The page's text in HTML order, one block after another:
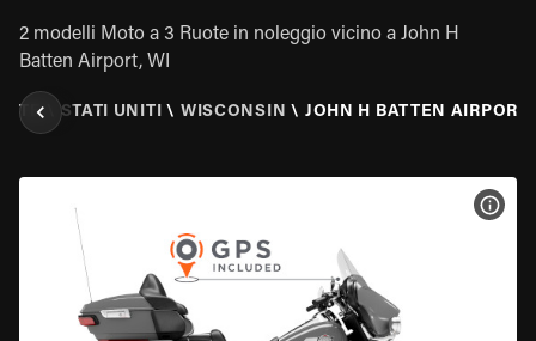
2 modelli Moto a 3 Ruote in noleggio vicino a John H
Batten Airport, WI
STATI UNITI \ WISCONSIN \ JOHN H BATTEN AIRPORT,